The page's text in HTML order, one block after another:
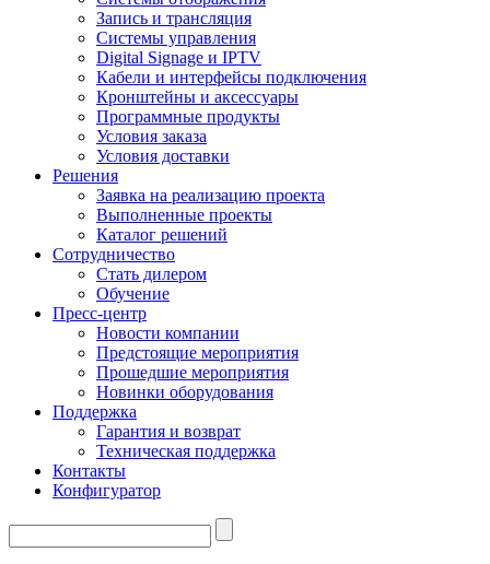
Запись и трансляция
Системы управления
Digital Signage и IPTV
Кабели и интерфейсы подключения
Кронштейны и аксессуары
Программные продукты
Условия заказа
Условия доставки
Решения
Заявка на реализацию проекта
Выполненные проекты
Каталог решений
Сотрудничество
Стать дилером
Обучение
Пресс-центр
Новости компании
Предстоящие мероприятия
Прошедшие мероприятия
Новинки оборудования
Поддержка
Гарантия и возврат
Техническая поддержка
Контакты
Конфигуратор